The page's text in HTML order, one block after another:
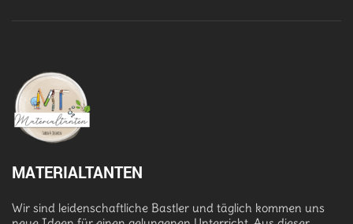
MATERIALTANTEN
Wir sind leidenschaftliche Bastler und täglich kommen uns